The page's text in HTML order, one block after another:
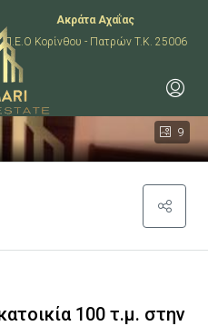
Ακράτα Αχαΐας
Π.Ε.Ο Κορίνθου - Πατρών T.K. 25006
9
100 τ.μ. στην